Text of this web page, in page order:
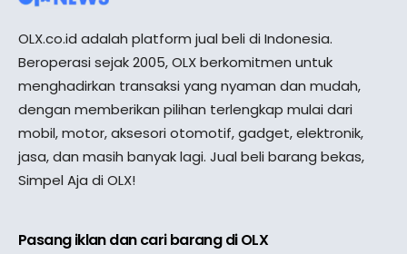
OLX.co.id adalah platform jual beli di Indonesia.
Beroperasi sejak 2005, OLX berkomitmen untuk
menghadirkan transaksi yang nyaman dan mudah,
dengan memberikan pilihan terlengkap mulai dari
mobil, motor, aksesori otomotif, gadget, elektronik,
jasa, dan masih banyak lagi. Jual beli barang bekas,
Simpel Aja di OLX!
Pasang iklan dan cari barang di OLX